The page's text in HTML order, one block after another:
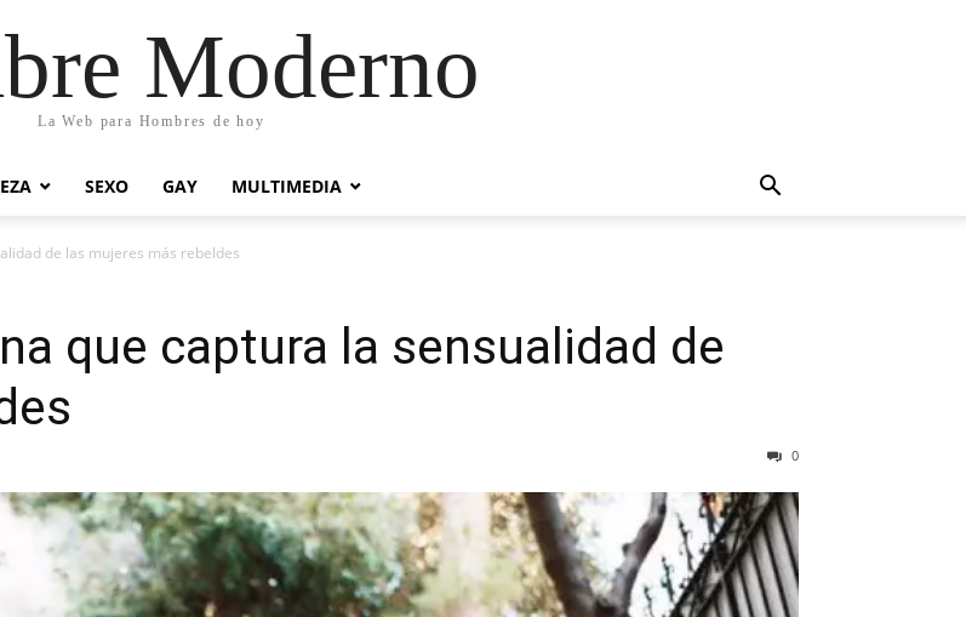
Moderno
La Web para Hombres de hoy
SEXO GAY MULTIMEDIA
de las mujeres más rebeldes
que captura la sensualidad de
0